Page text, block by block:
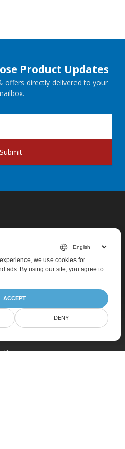
Product Updates
offers directly delivered to your
Submit
Pricing
Demos
we use cookies for
ads. By using our site, you agree to
ACCEPT
DENY